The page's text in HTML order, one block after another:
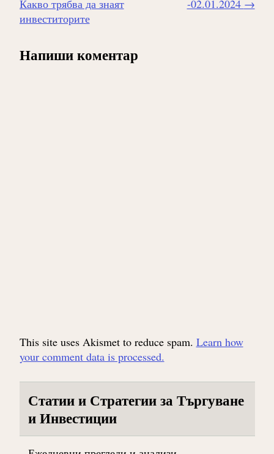
на
публикацията
Какво трябва да знаят
инвеститорите
-02.01.2024 →
Напиши коментар
This site uses Akismet to reduce spam. Learn how
your comment data is processed.
Статии и Стратегии за Търгуване
и Инвестиции